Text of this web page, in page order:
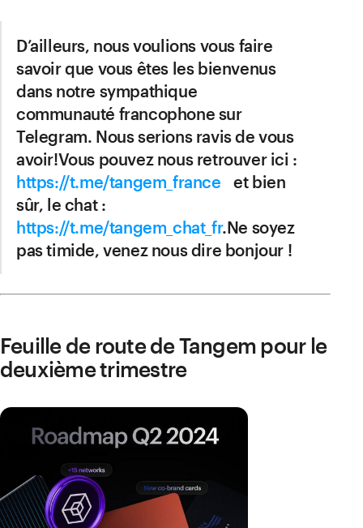
D’ailleurs, nous voulions vous faire
savoir que vous êtes les bienvenus
dans notre sympathique
communauté francophone sur
Telegram. Nous serions ravis de vous
avoir!Vous pouvez nous retrouver ici :
https://t.me/tangem_france et bien
sûr, le chat :
https://t.me/tangem_chat_fr.Ne soyez
pas timide, venez nous dire bonjour !
Feuille de route de Tangem pour le
deuxième trimestre